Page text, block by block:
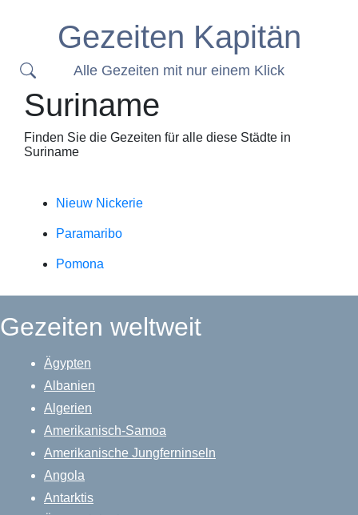
Gezeiten Kapitän
Alle Gezeiten mit nur einem Klick
Suriname
Finden Sie die Gezeiten für alle diese Städte in
Suriname
Nieuw Nickerie
Paramaribo
Pomona
Gezeiten weltweit
Ägypten
Albanien
Algerien
Amerikanisch-Samoa
Amerikanische Jungferninseln
Angola
Antarktis